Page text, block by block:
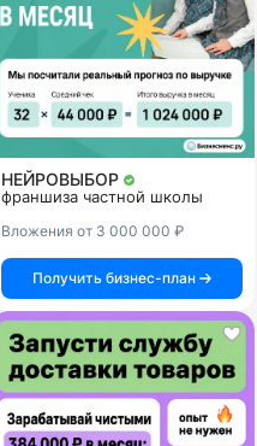
НЕЙРОВЫБОР
франшиза частной школы
Вложения от 3 000 000 ₽
Получить бизнес-план